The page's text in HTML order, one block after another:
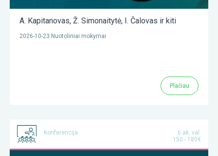
A. Kapitanovas, Ž. Simonaitytė, I. Čalovas ir kiti
2026-10-23 Nuotoliniai mokymai
Plačiau
Konferencija
6 ak. val.
150 - 180€